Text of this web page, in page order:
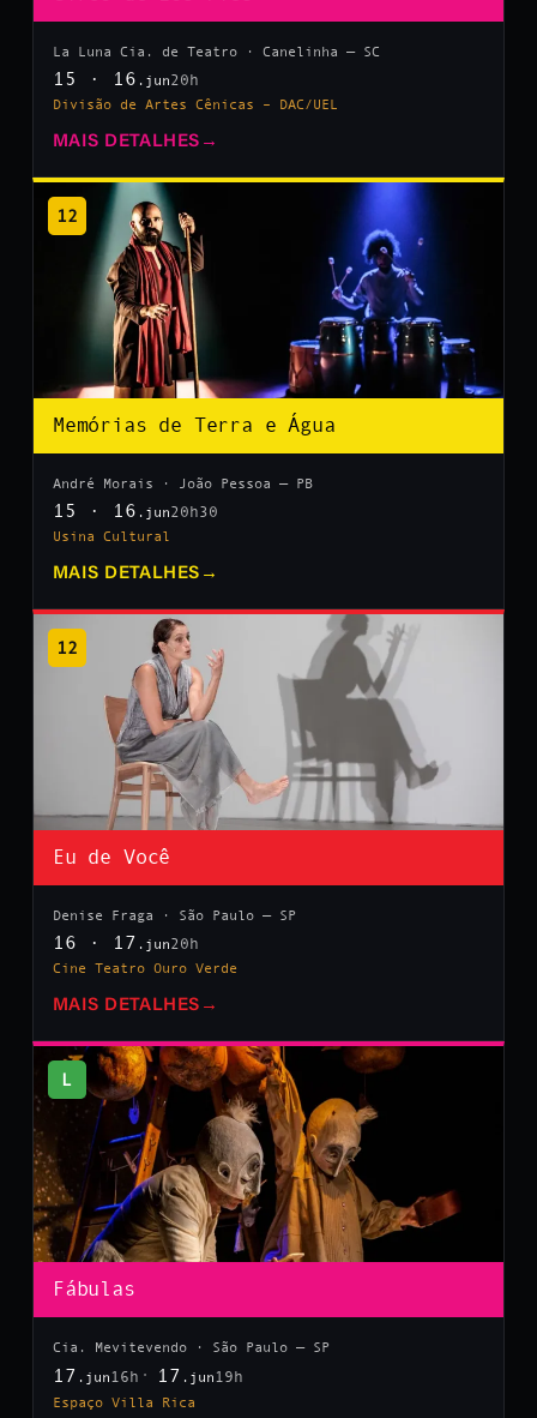
La Luna Cia. de Teatro · Canelinha — SC
15 · 16 .jun20h
Divisão de Artes Cênicas – DAC/UEL
MAIS DETALHES →
12
Memórias de Terra e Água
André Morais · João Pessoa — PB
15 · 16 .jun20h30
Usina Cultural
MAIS DETALHES →
12
Eu de Você
Denise Fraga · São Paulo — SP
16 · 17 .jun20h
Cine Teatro Ouro Verde
MAIS DETALHES →
L
Fábulas
Cia. Mevitevendo · São Paulo — SP
17 .jun 16h 17 .jun 19h
Espaço Villa Rica